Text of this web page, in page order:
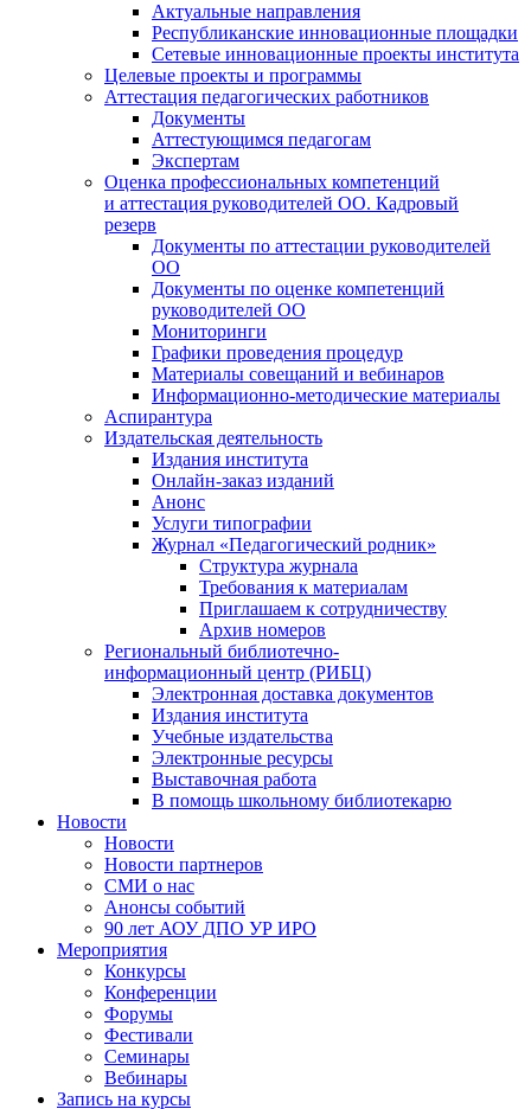
Актуальные направления
Республиканские инновационные площадки
Сетевые инновационные проекты института
Целевые проекты и программы
Аттестация педагогических работников
Документы
Аттестующимся педагогам
Экспертам
Оценка профессиональных компетенций
и аттестация руководителей ОО. Кадровый
резерв
Документы по аттестации руководителей
ОО
Документы по оценке компетенций
руководителей ОО
Мониторинги
Графики проведения процедур
Материалы совещаний и вебинаров
Информационно-методические материалы
Аспирантура
Издательская деятельность
Издания института
Онлайн-заказ изданий
Анонс
Услуги типографии
Журнал «Педагогический родник»
Структура журнала
Требования к материалам
Приглашаем к сотрудничеству
Архив номеров
Региональный библиотечно-
информационный центр (РИБЦ)
Электронная доставка документов
Издания института
Учебные издательства
Электронные ресурсы
Выставочная работа
В помощь школьному библиотекарю
Новости
Новости
Новости партнеров
СМИ о нас
Анонсы событий
90 лет АОУ ДПО УР ИРО
Мероприятия
Конкурсы
Конференции
Форумы
Фестивали
Семинары
Вебинары
Запись на курсы